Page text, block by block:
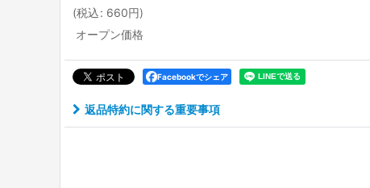
(税込: 660円)
オープン価格
Facebookでシェア
返品特約に関する重要事項